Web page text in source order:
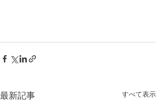
最新記事 すべて表示